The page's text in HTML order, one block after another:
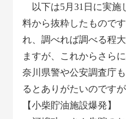
以下は5月31日に実施
料から抜粋したもので
れ、調べれば調べる程
ますが、これからさら
奈川県警や公安調査庁
るとありがたいのですが
【小柴貯油施設爆発】